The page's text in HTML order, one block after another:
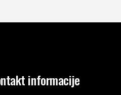
informacije